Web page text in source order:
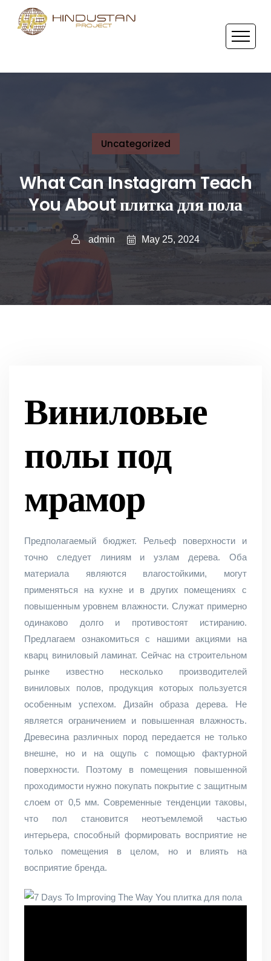
Uncategorized
What Can Instagram Teach
You About плитка для пола
admin May 25, 2024
Виниловые
полы под
мрамор
Предполагаемый бюджет. Рельеф поверхности и
точно следует линиям и узлам дерева. Оба
материала являются влагостойкими, могут
применяться на кухне и в других помещениях с
повышенным уровнем влажности. Служат примерно
одинаково долго и противостоят истиранию.
Предлагаем ознакомиться с нашими акциями на
кварц виниловый ламинат. Сейчас на строительном
рынке известно несколько производителей
виниловых полов, продукция которых пользуется
особенным успехом. Дизайн образа дерева. Не
является ограничением и повышенная влажность.
Древесина различных пород передается не только
внешне, но и на ощупь с помощью фактурной
поверхности. Поэтому в помещения повышенной
проходимости нужно покупать покрытие с защитным
слоем от 0,5 мм. Современные тенденции таковы,
что пол становится неотъемлемой частью
интерьера, способный формировать восприятие не
только помещения в целом, но и влиять на
восприятие бренда.